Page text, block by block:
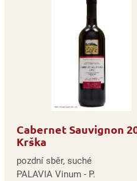
Cabernet Sauvignon
Krška
pozdní sběr, suché
PALAVIA Vinum - P.